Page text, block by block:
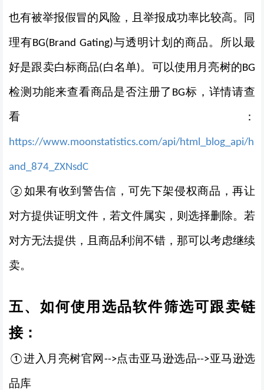
也有被举报假冒的风险，且举报成功率比较高。 同
理有 BG(Brand Gating)与透明计划的商品。
所以最
好是跟卖白标商品(白名单)。可以使用月亮树的 BG
检测功能来查看商品是否注册了 BG标，详情请查
看：
https://www.moonstatistics.com/api/html_blog_api/h
and_874_ZXNsdC
② 如果有收到警告信，可先下架侵权商品，再让
对方提供证明文件，若文件属实，则选择删除。若
对方无法提供，且商品利润不错，那可以考虑继续
卖。
五、如何使用选品软件筛选可跟卖链
接：
①进入月亮树官网-->点击亚马逊选品-->亚马逊选
品库